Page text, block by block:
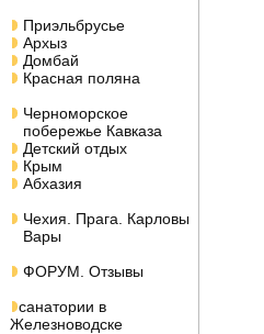
Приэльбрусье
Архыз
Домбай
Красная поляна
Черноморское
побережье Кавказа
Детский отдых
Крым
Абхазия
Чехия. Прага. Карловы
Вары
ФОРУМ. Отзывы
санатории в
Железноводске